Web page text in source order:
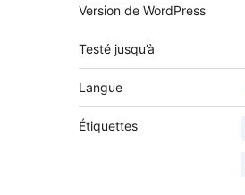
Version de WordPress
Testé jusqu’à
Langue
Étiquettes